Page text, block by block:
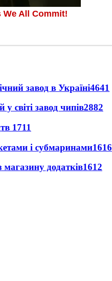
завод в Україні4641
світі завод чипів2882
1711
і субмаринами1616
додатків1612